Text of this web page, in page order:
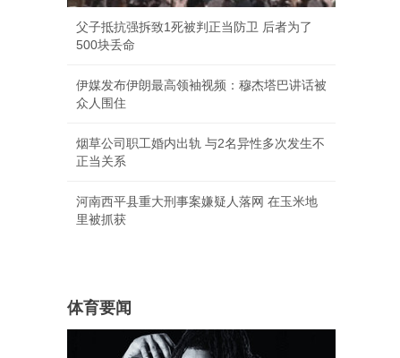
父子抵抗强拆致1死被判正当防卫 后者为了
500块丢命
伊媒发布伊朗最高领袖视频：穆杰塔巴讲话被
众人围住
烟草公司职工婚内出轨 与2名异性多次发生不
正当关系
河南西平县重大刑事案嫌疑人落网 在玉米地
里被抓获
体育要闻